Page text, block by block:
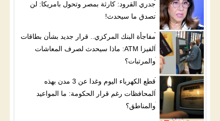
جدري القرود: كارثة بمصر وتحول بامريكا: لن
تصدق ما سيحدث!
مفاجأة البنك المركزي.. قرار جديد بشأن بطاقات
الفيزا ATM: ماذا سيحدث لصرف المعاشات
والمرتبات؟
قطع الكهرباء اليوم وغدا عن 3 مدن بهذه
المحافظات رغم قرار الحكومة: ما المواعيد
والمناطق؟